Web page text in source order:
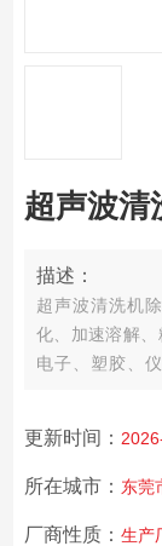
超声波清
描述：
超声波清洗机
化、加速溶解、
电子、塑胶、
清洁；珠宝、首
清洗。
更新时间：
所在城市： 东莞
厂商性质： 生产